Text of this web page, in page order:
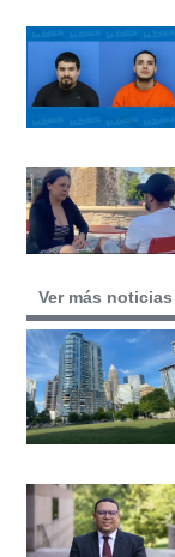
Ver más noticias